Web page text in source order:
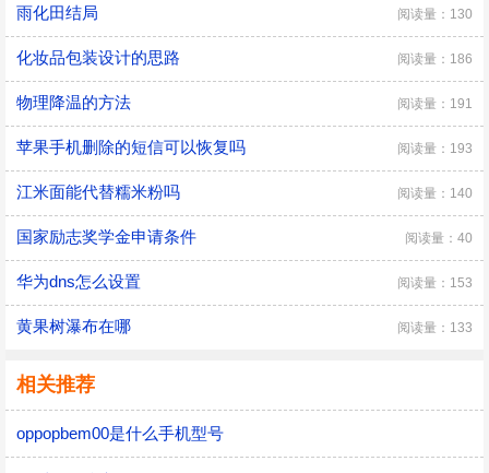
雨化田结局 阅读量：130
化妆品包装设计的思路 阅读量：186
物理降温的方法 阅读量：191
苹果手机删除的短信可以恢复吗 阅读量：193
江米面能代替糯米粉吗 阅读量：140
国家励志奖学金申请条件 阅读量：40
华为dns怎么设置 阅读量：153
黄果树瀑布在哪 阅读量：133
相关推荐
oppopbem00是什么手机型号